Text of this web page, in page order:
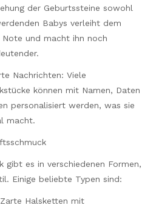
der Geburtssteine sowohl
Babys verleiht dem
und macht ihn noch
Nachrichten: Viele
können mit Namen, Daten
personalisiert werden, was sie
macht.
gibt es in verschiedenen Formen,
Einige beliebte Typen sind:
Halsketten mit